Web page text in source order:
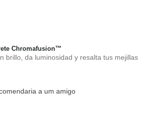
Chromafusion™
brillo, da luminosidad y resalta tus mejillas
a um amigo